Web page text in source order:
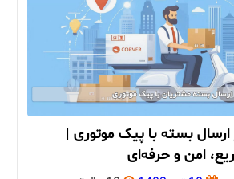
ارسال بسته با پیک موتوری |
امن و حرفه‌ای